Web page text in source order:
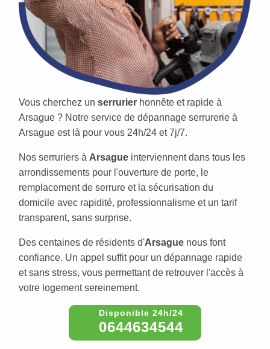
Vous cherchez un serrurier honnête et rapide à
Arsague ? Notre service de dépannage serrurerie à
Arsague est là pour vous 24h/24 et 7j/7.
Nos serruriers à Arsague interviennent dans tous les
arrondissements pour l'ouverture de porte, le
remplacement de serrure et la sécurisation du
domicile avec rapidité, professionnalisme et un tarif
transparent, sans surprise.
Des centaines de résidents d'Arsague nous font
confiance. Un appel suffit pour un dépannage rapide
et sans stress, vous permettant de retrouver l'accès à
votre logement sereinement.
0644634544